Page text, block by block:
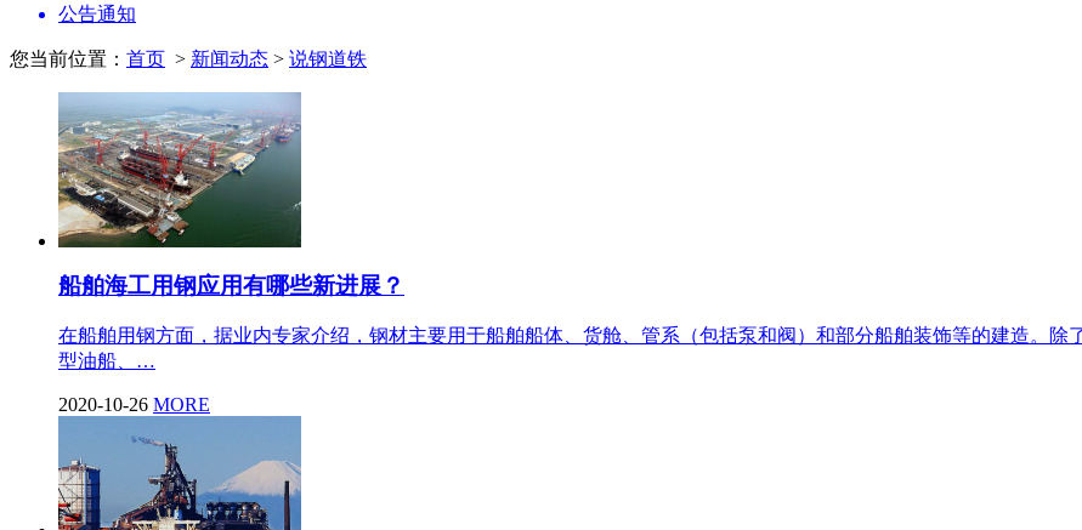
公告通知
您当前位置： 首页 > 新闻动态 > 说钢道铁
船舶海工用钢应用有哪些新进展？
在船舶用钢方面，据业内专家介绍，钢材主要用于船舶船体、货舱、管系（包括泵和阀）和部分船舶装饰等的建造。
型油船、…
2020-10-26 MORE